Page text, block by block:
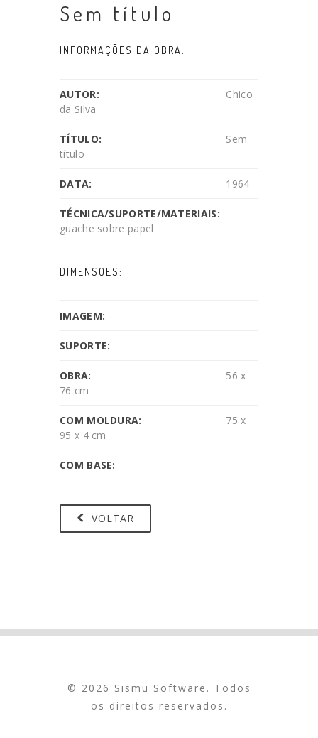
Sem título
INFORMAÇÕES DA OBRA:
AUTOR:
Chico
da Silva
TÍTULO:
Sem
título
DATA: 1964
TÉCNICA/SUPORTE/MATERIAIS:
guache sobre papel
DIMENSÕES:
IMAGEM:
SUPORTE:
OBRA:
56 x
76 cm
COM MOLDURA:
75 x
95 x 4 cm
COM BASE:
VOLTAR
© 2026 Sismu Software. Todos
os direitos reservados.